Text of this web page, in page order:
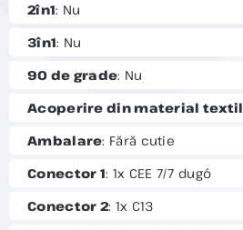
2în1: Nu
3în1: Nu
90 de grade: Nu
Acoperire din material textil
Ambalare: Fără cutie
Conector 1: 1x CEE 7/7 dugó
Conector 2: 1x C13